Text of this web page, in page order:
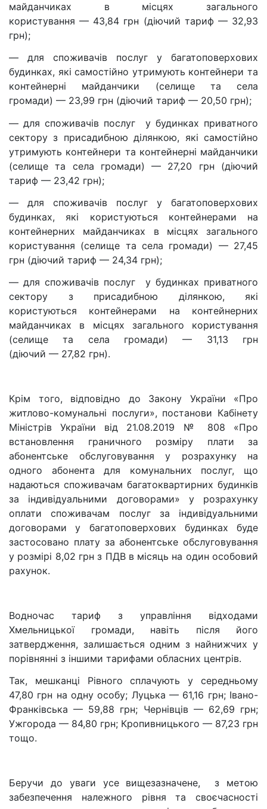
майданчиках в місцях загального
користування — 43,84 грн (діючий тариф — 32,93
грн);
— для споживачів послуг у багатоповерхових
будинках, які самостійно утримують контейнери та
контейнерні майданчики (селище та села
громади) — 23,99 грн (діючий тариф — 20,50 грн);
— для споживачів послуг у будинках приватного
сектору з присадибною ділянкою, які самостійно
утримують контейнери та контейнерні майданчики
(селище та села громади) — 27,20 грн (діючий
тариф — 23,42 грн);
— для споживачів послуг у багатоповерхових
будинках, які користуються контейнерами на
контейнерних майданчиках в місцях загального
користування (селище та села громади) — 27,45
грн (діючий тариф — 24,34 грн);
— для споживачів послуг у будинках приватного
сектору з присадибною ділянкою, які
користуються контейнерами на контейнерних
майданчиках в місцях загального користування
(селище та села громади) — 31,13 грн
(діючий — 27,82 грн).
Крім того, відповідно до Закону України «Про
житлово-комунальні послуги», постанови Кабінету
Міністрів України від 21.08.2019 № 808 «Про
встановлення граничного розміру плати за
абонентське обслуговування у розрахунку на
одного абонента для комунальних послуг, що
надаються споживачам багатоквартирних будинків
за індивідуальними договорами» у розрахунку
оплати споживачам послуг за індивідуальними
договорами у багатоповерхових будинках буде
застосовано плату за абонентське обслуговування
у розмірі 8,02 грн з ПДВ в місяць на один особовий
рахунок.
Водночас тариф з управління відходами
Хмельницької громади, навіть після його
затвердження, залишається одним з найнижчих у
порівнянні з іншими тарифами обласних центрів.
Так, мешканці Рівного сплачують у середньому
47,80 грн на одну особу; Луцька — 61,16 грн; Івано-
Франківська — 59,88 грн; Чернівців — 62,69 грн;
Ужгорода — 84,80 грн; Кропивницького — 87,23 грн
тощо.
Беручи до уваги усе вищезазначене,
з метою
забезпечення належного рівня та своєчасності